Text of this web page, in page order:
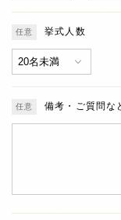
挙式人数
備考・ご質問な